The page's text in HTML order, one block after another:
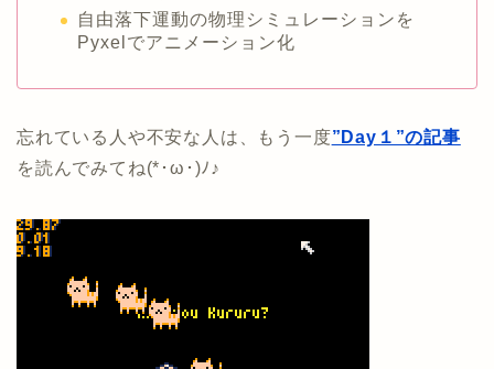
自由落下運動の物理シミュレーションを
Pyxelでアニメーション化
忘れている人や不安な人は、もう一度”Day１”の記事
を読んでみてね(*･ω･)ﾉ♪